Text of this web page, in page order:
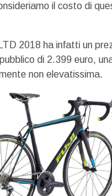
il costo di
2018 ha infatti un
di 2.399 euro,
non elevatissima.